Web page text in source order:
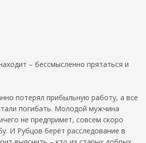
– бессмысленно прятаться и
потерял прибыльную работу, а все
погибать. Молодой мужчина
не предпримет, совсем скоро
И Рубцов берёт расследование в